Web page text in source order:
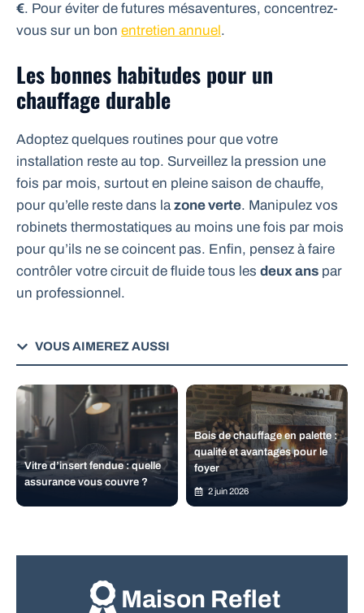
€. Pour éviter de futures mésaventures, concentrez-
vous sur un bon entretien annuel.
Les bonnes habitudes pour un
chauffage durable
Adoptez quelques routines pour que votre
installation reste au top. Surveillez la pression une
fois par mois, surtout en pleine saison de chauffe,
pour qu’elle reste dans lazone verte. Manipulez vos
robinets thermostatiques au moins une fois par mois
pour qu’ils ne se coincent pas. Enfin, pensez à faire
contrôler votre circuit de fluide tous les deux ans par
un professionnel.
VOUS AIMEREZ AUSSI
Vitre d’insert fendue : quelle
assurance vous couvre ?
Bois de chauffage en palette :
qualité et avantages pour le
foyer
2 juin 2026
Maison Reflet